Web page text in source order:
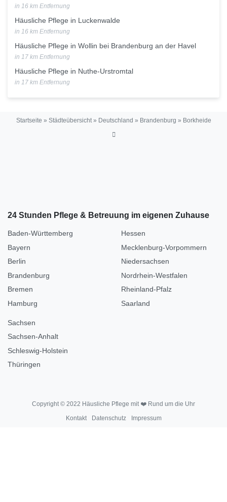
in 16 km Entfernung
Häusliche Pflege in Luckenwalde
in 16 km Entfernung
Häusliche Pflege in Wollin bei Brandenburg an der Havel
in 17 km Entfernung
Häusliche Pflege in Nuthe-Urstromtal
in 17 km Entfernung
Startseite » Städteübersicht» Deutschland » Brandenburg » Borkheide
24 Stunden Pflege & Betreuung im eigenen Zuhause
Baden-Württemberg
Bayern
Berlin
Brandenburg
Bremen
Hamburg
Hessen
Mecklenburg-Vorpommern
Niedersachsen
Nordrhein-Westfalen
Rheinland-Pfalz
Saarland
Sachsen
Sachsen-Anhalt
Schleswig-Holstein
Thüringen
Copyright © 2022 Häusliche Pflege mit ❤️ Rund um die Uhr
Kontakt
Datenschutz Impressum